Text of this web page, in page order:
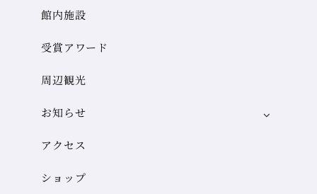
館内施設
受賞アワード
周辺観光
お知らせ
アクセス
ショップ